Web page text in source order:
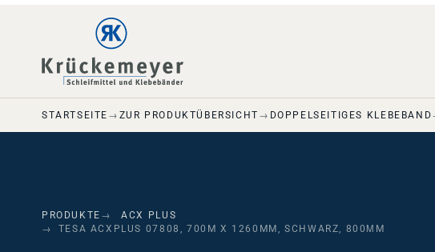
STARTSEITE ZUR PRODUKTÜBERSICHT DOPPELSEITIGES KLEBEBAND
PRODUKTE
ACX PLUS
TESA ACXPLUS 07808, 700M X 1260MM, SCHWARZ, 800ΜM